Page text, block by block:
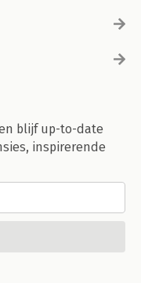
blijf up-to-date
inspirerende